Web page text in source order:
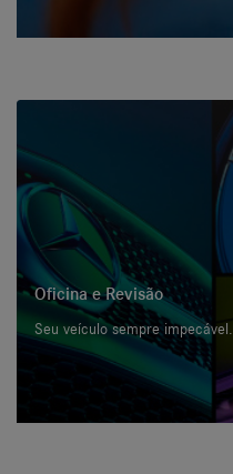
Oficina e Revisão
Seu veículo sempre impecável.